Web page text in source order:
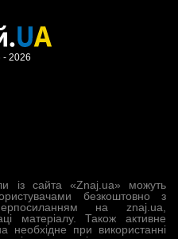
із сайта «Znaj.ua» можуть
безкоштовно з
на znaj.ua,
матеріалу. Також активне
необхідне при використанні
2026